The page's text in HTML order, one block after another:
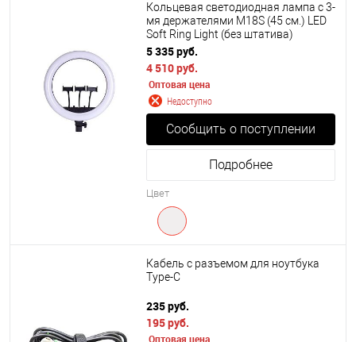
Кольцевая светодиодная лампа с 3-
мя держателями M18S (45 см.) LED
Soft Ring Light (без штатива)
5 335 руб.
4 510 руб.
Оптовая цена
Недоступно
Сообщить о поступлении
Подробнее
Цвет
Кабель с разъемом для ноутбука
Type-C
235 руб.
195 руб.
Оптовая цена